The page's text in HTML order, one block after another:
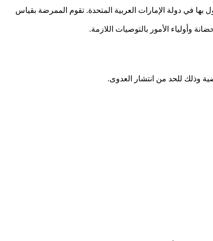
في دولة الإمارات العربية المتحدة. تقوم الممرضة بقياس
وأولياء الأمور بالتوصيات اللازمة.
وذلك للحد من انتشار العدوى.